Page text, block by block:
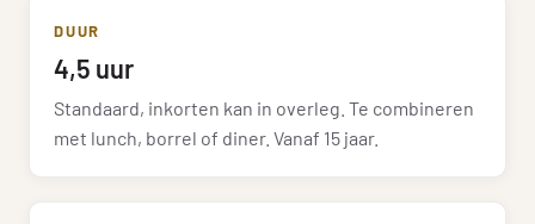
DUUR
4,5 uur
Standaard, inkorten kan in overleg. Te combineren
met lunch, borrel of diner. Vanaf 15 jaar.